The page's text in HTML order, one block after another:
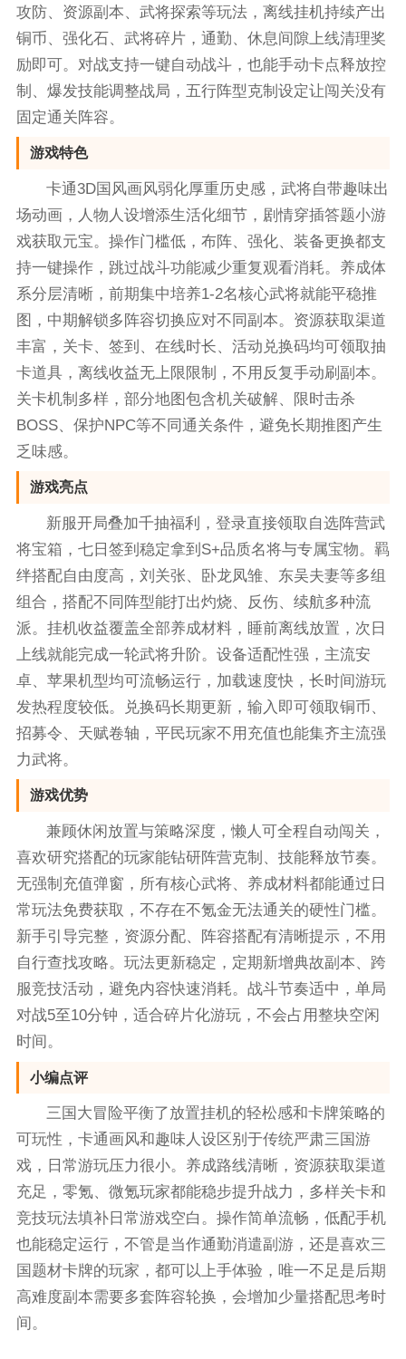
攻防、资源副本、武将探索等玩法，离线挂机持续产出
铜币、强化石、武将碎片，通勤、休息间隙上线清理奖
励即可。对战支持一键自动战斗，也能手动卡点释放控
制、爆发技能调整战局，五行阵型克制设定让闯关没有
固定通关阵容。
游戏特色
卡通3D国风画风弱化厚重历史感，武将自带趣味出
场动画，人物人设增添生活化细节，剧情穿插答题小游
戏获取元宝。操作门槛低，布阵、强化、装备更换都支
持一键操作，跳过战斗功能减少重复观看消耗。养成体
系分层清晰，前期集中培养1-2名核心武将就能平稳推
图，中期解锁多阵容切换应对不同副本。资源获取渠道
丰富，关卡、签到、在线时长、活动兑换码均可领取抽
卡道具，离线收益无上限限制，不用反复手动刷副本。
关卡机制多样，部分地图包含机关破解、限时击杀
BOSS、保护NPC等不同通关条件，避免长期推图产生
乏味感。
游戏亮点
新服开局叠加千抽福利，登录直接领取自选阵营武
将宝箱，七日签到稳定拿到S+品质名将与专属宝物。羁
绊搭配自由度高，刘关张、卧龙凤雏、东吴夫妻等多组
组合，搭配不同阵型能打出灼烧、反伤、续航多种流
派。挂机收益覆盖全部养成材料，睡前离线放置，次日
上线就能完成一轮武将升阶。设备适配性强，主流安
卓、苹果机型均可流畅运行，加载速度快，长时间游玩
发热程度较低。兑换码长期更新，输入即可领取铜币、
招募令、天赋卷轴，平民玩家不用充值也能集齐主流强
力武将。
游戏优势
兼顾休闲放置与策略深度，懒人可全程自动闯关，
喜欢研究搭配的玩家能钻研阵营克制、技能释放节奏。
无强制充值弹窗，所有核心武将、养成材料都能通过日
常玩法免费获取，不存在不氪金无法通关的硬性门槛。
新手引导完整，资源分配、阵容搭配有清晰提示，不用
自行查找攻略。玩法更新稳定，定期新增典故副本、跨
服竞技活动，避免内容快速消耗。战斗节奏适中，单局
对战5至10分钟，适合碎片化游玩，不会占用整块空闲
时间。
小编点评
三国大冒险平衡了放置挂机的轻松感和卡牌策略的
可玩性，卡通画风和趣味人设区别于传统严肃三国游
戏，日常游玩压力很小。养成路线清晰，资源获取渠道
充足，零氪、微氪玩家都能稳步提升战力，多样关卡和
竞技玩法填补日常游戏空白。操作简单流畅，低配手机
也能稳定运行，不管是当作通勤消遣副游，还是喜欢三
国题材卡牌的玩家，都可以上手体验，唯一不足是后期
高难度副本需要多套阵容轮换，会增加少量搭配思考时
间。